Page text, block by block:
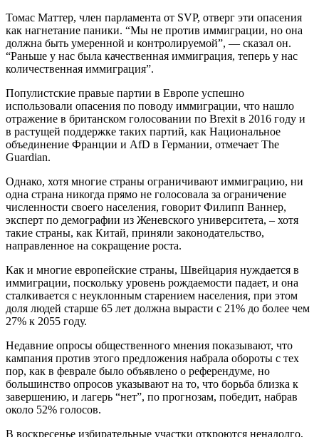
Томас Маттер, член парламента от SVP, отверг эти опасения
как нагнетание паники. “Мы не против иммиграции, но она
должна быть умеренной и контролируемой”, — сказал он.
“Раньше у нас была качественная иммиграция, теперь у нас
количественная иммиграция”.
Популистские правые партии в Европе успешно
использовали опасения по поводу иммиграции, что нашло
отражение в британском голосовании по Brexit в 2016 году и
в растущей поддержке таких партий, как Национальное
объединение Франции и AfD в Германии, отмечает The
Guardian.
Однако, хотя многие страны ограничивают иммиграцию, ни
одна страна никогда прямо не голосовала за ограничение
численности своего населения, говорит Филипп Ваннер,
эксперт по демографии из Женевского университета, – хотя
такие страны, как Китай, приняли законодательство,
направленное на сокращение роста.
Как и многие европейские страны, Швейцария нуждается в
иммиграции, поскольку уровень рождаемости падает, и она
сталкивается с неуклонным старением населения, при этом
доля людей старше 65 лет должна вырасти с 21% до более чем
27% к 2055 году.
Недавние опросы общественного мнения показывают, что
кампания против этого предложения набрала обороты с тех
пор, как в феврале было объявлено о референдуме, но
большинство опросов указывают на то, что борьба близка к
завершению, и лагерь “нет”, по прогнозам, победит, набрав
около 52% голосов.
В воскресенье избирательные участки откроются ненадолго,